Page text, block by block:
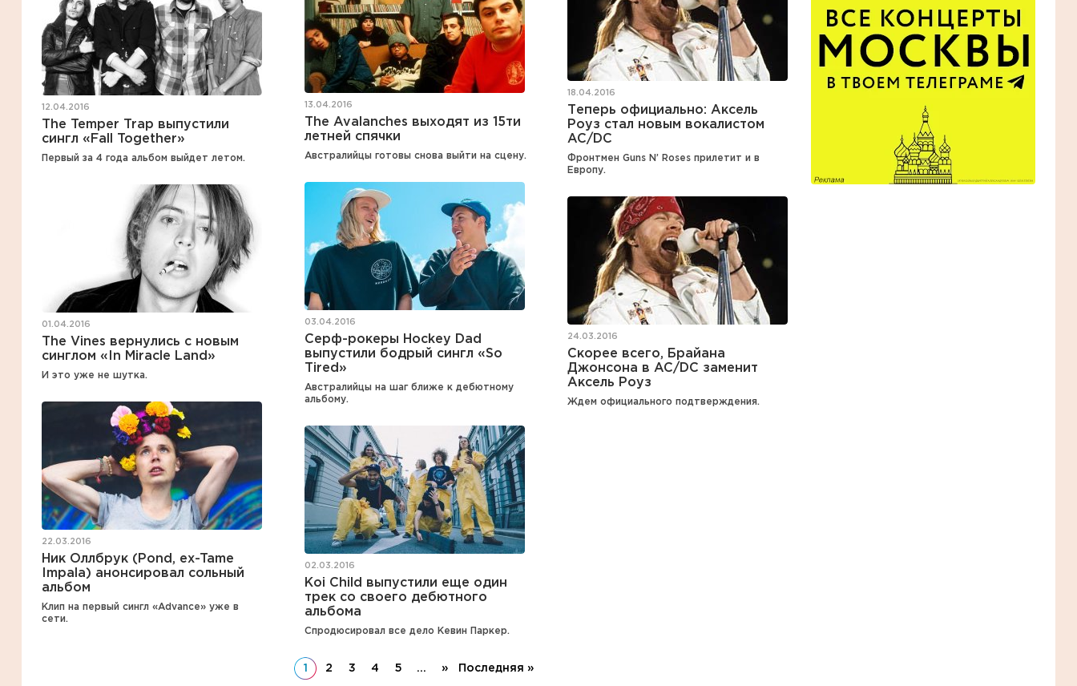
18.04.2016
Теперь официально: Аксель
Роуз стал новым вокалистом
AC/DC
Фронтмен Guns N’ Roses прилетит и в
Европу.
13.04.2016
The Avalanches выходят из 15ти
летней спячки
Австралийцы готовы снова выйти на сцену.
12.04.2016
The Temper Trap выпустили
сингл «Fall Together»
Первый за 4 года альбом выйдет летом.
03.04.2016
Серф-рокеры Hockey Dad
выпустили бодрый сингл «So
Tired»
Австралийцы на шаг ближе к дебютному
альбому.
01.04.2016
The Vines вернулись с новым
синглом «In Miracle Land»
И это уже не шутка.
24.03.2016
Скорее всего, Брайана
Джонсона в AC/DC заменит
Аксель Роуз
Ждем официального подтверждения.
22.03.2016
Ник Оллбрук (Pond, ex-Tame
Impala) анонсировал сольный
альбом
Клип на первый сингл «Advance» уже в
сети.
02.03.2016
Koi Child выпустили еще один
трек со своего дебютного
альбома
Спродюсировал все дело Кевин Паркер.
1 2 3 4 5 ... » Последняя »